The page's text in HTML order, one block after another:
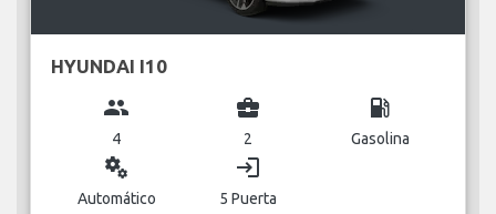
HYUNDAI I10
group
4
business_center
2
local_gas_station
Gasolina
miscellaneous_services
Automático
login
5 Puerta